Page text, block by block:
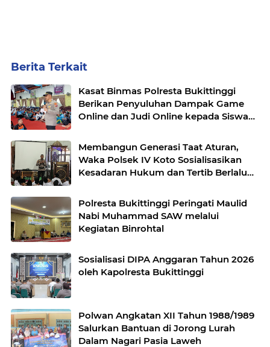
Berita Terkait
Kasat Binmas Polresta Bukittinggi
Berikan Penyuluhan Dampak Game
Online dan Judi Online kepada Siswa
Membangun Generasi Taat Aturan,
Waka Polsek IV Koto Sosialisasikan
Kesadaran Hukum dan Tertib Berlalu
Polresta Bukittinggi Peringati Maulid
Nabi Muhammad SAW melalui
Kegiatan Binrohtal
Sosialisasi DIPA Anggaran Tahun 2026
oleh Kapolresta Bukittinggi
Polwan Angkatan XII Tahun 1988/1989
Salurkan Bantuan di Jorong Lurah
Dalam Nagari Pasia Laweh